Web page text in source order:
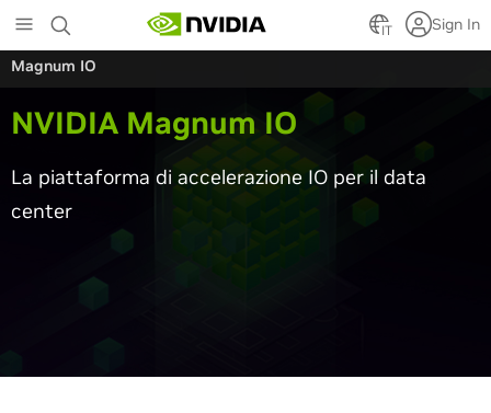
to
main
content
IT Sign In
Magnum IO
NVIDIA Magnum IO
La piattaforma di accelerazione IO per il data
center